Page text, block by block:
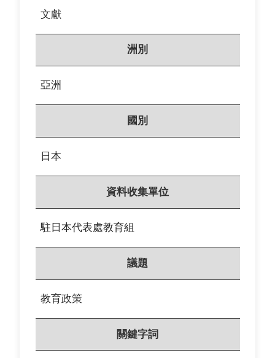
文獻
洲別
亞洲
國別
日本
資料收集單位
駐日本代表處教育組
議題
教育政策
關鍵字詞